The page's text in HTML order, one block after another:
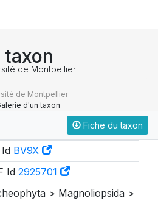
taxon
de Montpellier
de Montpellier
d'un taxon
Fiche du taxon
BV9X
Id 2925701
> Magnoliopsida >